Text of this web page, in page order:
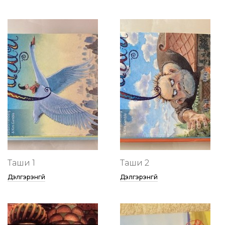
Таши 1
Дэлгэрэнгүй
Таши 2
Дэлгэрэнгүй